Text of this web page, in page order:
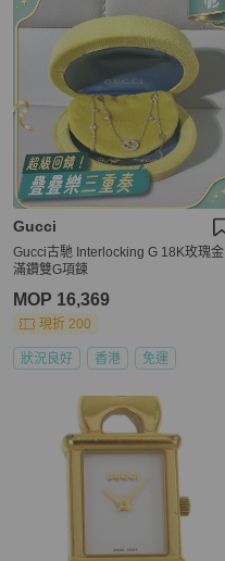
Gucci
Gucci古馳 Interlocking G 18K玫瑰金
滿鑽雙G項鍊
MOP 16,369
現折 200
狀況良好 香港 免運